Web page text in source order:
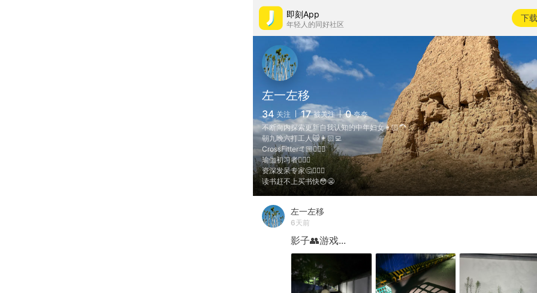
即刻App
年轻人的同好社区
下载
左一左移
34 关注 17 被关注 0 夸夸
不断向内探索更新自我认知的中年妇女👩🏻‍🦱
朝九晚六打工人🙀👩🏻‍💻
CrossFitter🤙🏼🏋🏻‍♀️
瑜伽初习者🧘🏻‍♀️
资深发呆专家🤔🤷🏻‍♀️
读书赶不上买书快😳😬
左一左移
6天前
影子👥游戏...